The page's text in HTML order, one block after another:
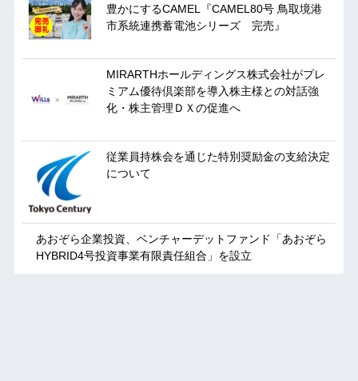
豊かにするCAMEL『CAMEL80号 鳥取境港
市系統連携蓄電池シリーズ 完売』
MIRARTHホールディングス株式会社がプレ
ミアム優待倶楽部を導入株主様との対話強
化・株主管理ＤＸの促進へ
従業員持株会を通じた特別奨励金の支給決定
について
あおぞら企業投資、ベンチャーデットファンド「あおぞら
HYBRID4号投資事業有限責任組合」を設立